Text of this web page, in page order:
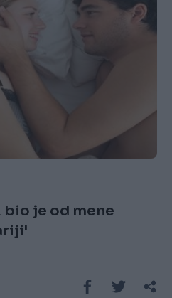
je od mene